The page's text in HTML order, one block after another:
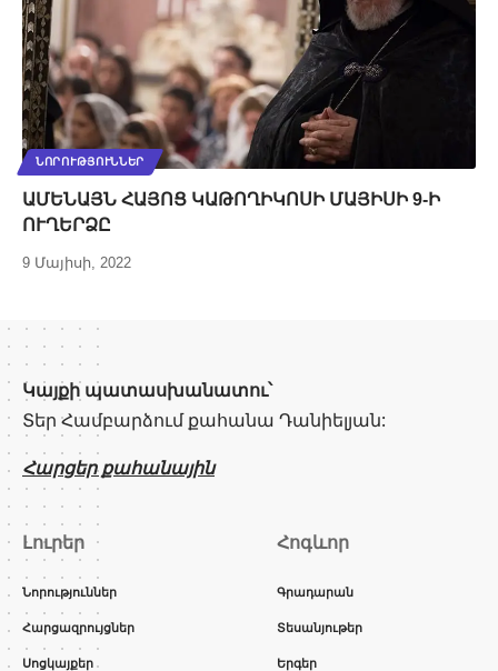
ՆՈՐՈՒԹՅՈՒՆՆԵՐ
ԱՄԵՆԱՅՆ ՀԱՅՈՑ ԿԱԹՈՂԻԿՈՍԻ ՄԱՅԻՍԻ 9-Ի
ՈՒՂԵՐՁԸ
9 Մայիսի, 2022
Կայքի պատասխանատու՝
Տեր Համբարձում քահանա Դանիելյան:
Հարցեր քահանային
Լուրեր
Նորություններ
Հարցազրույցներ
Սոցկայքեր
Հոգևոր
Գրադարան
Տեսանյութեր
Երգեր